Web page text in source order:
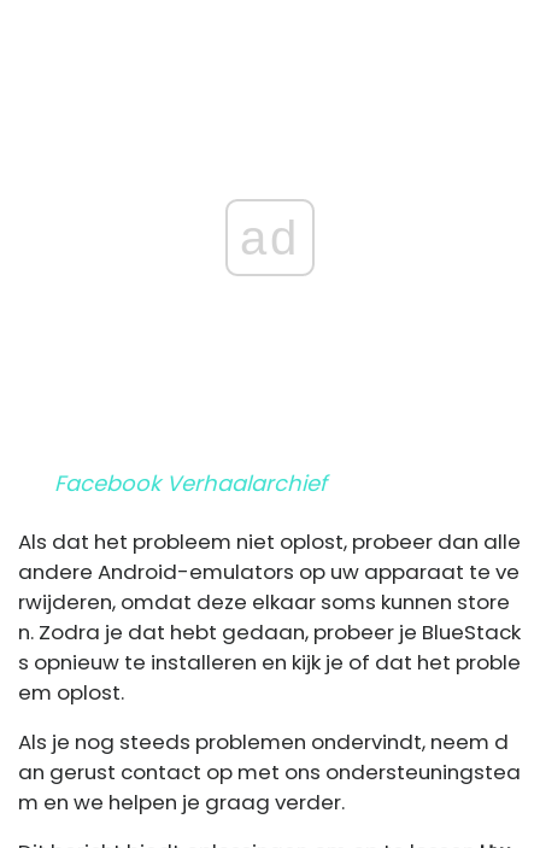
ad
Facebook Verhaalarchief
Als dat het probleem niet oplost, probeer dan alle
andere Android-emulators op uw apparaat te ve
rwijderen, omdat deze elkaar soms kunnen store
n. Zodra je dat hebt gedaan, probeer je BlueStack
s opnieuw te installeren en kijk je of dat het proble
em oplost.
Als je nog steeds problemen ondervindt, neem d
an gerust contact op met ons ondersteuningstea
m en we helpen je graag verder.